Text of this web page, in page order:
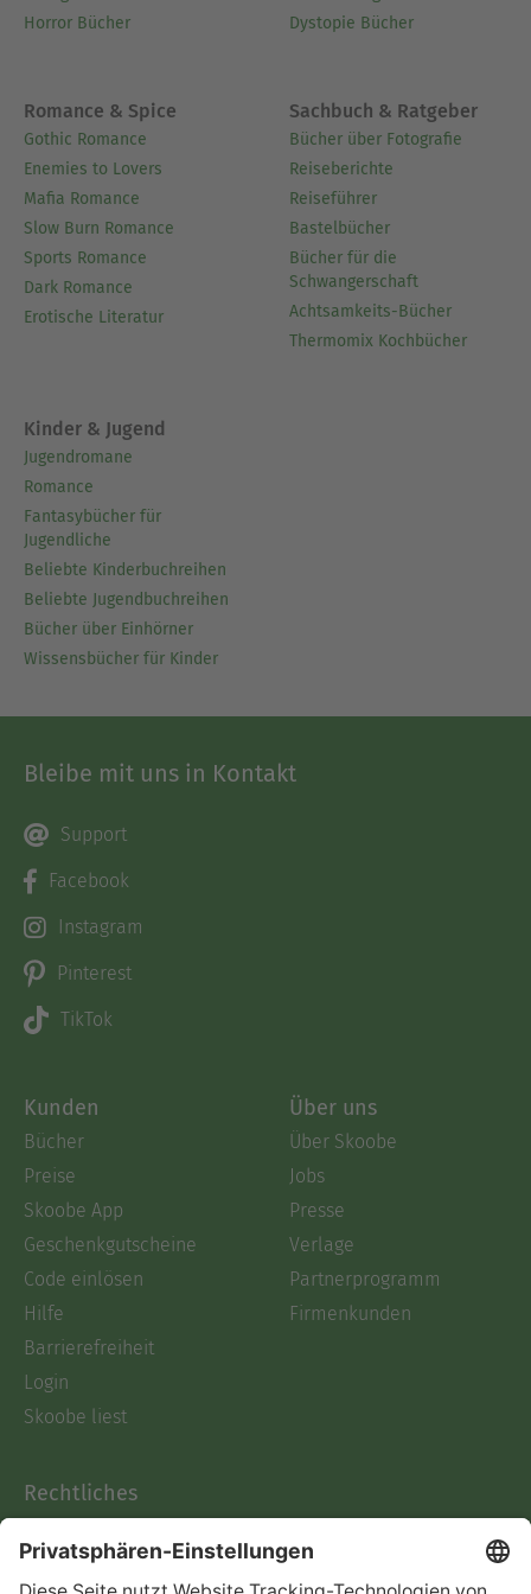
Reflexionsfragen regen zu einer tieferen
Bezüge zwischen den verschiedenen Texten
herzustellen sowie sie in einen modernen
Kontext zu setzen.- Abschließend fassen unsere
handverlesenen unvergesslichen Zitate zentrale
Aussagen und Wendepunkte zusammen und
verdeutlichen so die Kernthemen der gesamten
Sammlung.
Ausblenden
Horror Bücher
Dystopie Bücher
Romance & Spice
Gothic Romance
Enemies to Lovers
Mafia Romance
Slow Burn Romance
Sports Romance
Dark Romance
Erotische Literatur
Sachbuch & Ratgeber
Bücher über Fotografie
Reiseberichte
Reiseführer
Bastelbücher
Bücher für die
Schwangerschaft
Achtsamkeits-Bücher
Thermomix Kochbücher
Kinder & Jugend
Jugendromane
Romance
Fantasybücher für
Jugendliche
Beliebte Kinderbuchreihen
Beliebte Jugendbuchreihen
Bücher über Einhörner
Wissensbücher für Kinder
Bleibe mit uns in Kontakt
Support
Facebook
Instagram
Pinterest
TikTok
Kunden
Bücher
Preise
Skoobe App
Geschenkgutscheine
Code einlösen
Hilfe
Barrierefreiheit
Login
Skoobe liest
Über uns
Über Skoobe
Jobs
Presse
Verlage
Partnerprogramm
Firmenkunden
Rechtliches
AGB